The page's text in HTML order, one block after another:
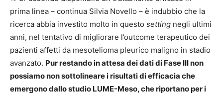
prima linea – continua Silvia Novello – è indubbio che la
ricerca abbia investito molto in questo setting negli ultimi
anni, nel tentativo di migliorare l’outcome terapeutico dei
pazienti affetti da mesotelioma pleurico maligno in stadio
avanzato. Pur restando in attesa dei dati di Fase III non
possiamo non sottolineare i risultati di efficacia che
emergono dallo studio LUME-Meso, che riportano per i